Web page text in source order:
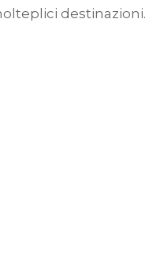
destinazioni.